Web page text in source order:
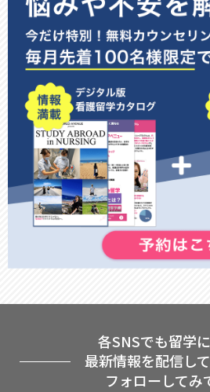
各SNSでも留学
最新情報を配信して
フォローしてみ